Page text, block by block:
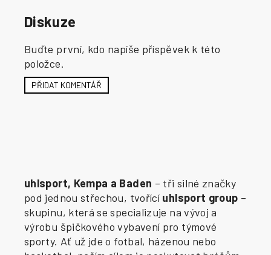
Diskuze
Buďte první, kdo napíše příspěvek k této
položce.
PŘIDAT KOMENTÁŘ
uhlsport, Kempa a Baden – tři silné značky
pod jednou střechou, tvořící uhlsport group –
skupinu, která se specializuje na vývoj a
výrobu špičkového vybavení pro týmové
sporty. Ať už jde o fotbal, házenou nebo